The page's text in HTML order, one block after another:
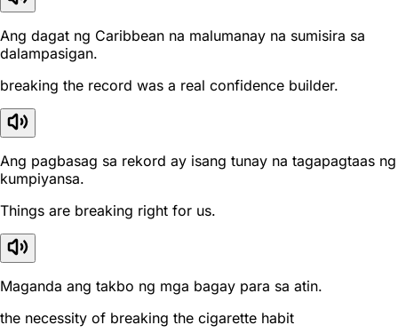
Ang dagat ng Caribbean na malumanay na sumisira sa
dalampasigan.
breaking the record was a real confidence builder.
Ang pagbasag sa rekord ay isang tunay na tagapagtaas ng
kumpiyansa.
Things are breaking right for us.
Maganda ang takbo ng mga bagay para sa atin.
the necessity of breaking the cigarette habit